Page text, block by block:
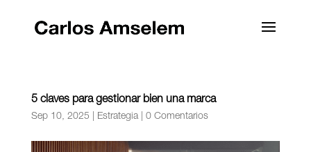
5 claves para gestionar bien una marca
Sep 10, 2025 Estrategia| 0 Comentarios